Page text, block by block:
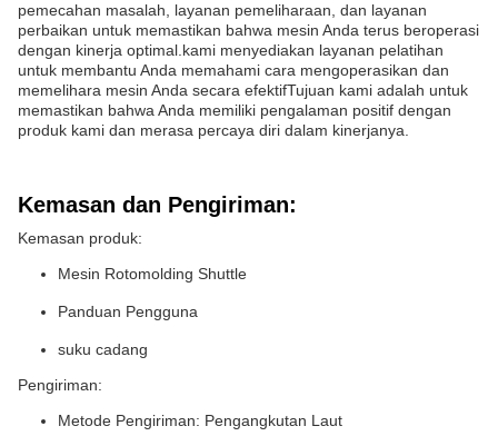
pemecahan masalah, layanan pemeliharaan, dan layanan
perbaikan untuk memastikan bahwa mesin Anda terus beroperasi
dengan kinerja optimal.kami menyediakan layanan pelatihan
untuk membantu Anda memahami cara mengoperasikan dan
memelihara mesin Anda secara efektifTujuan kami adalah untuk
memastikan bahwa Anda memiliki pengalaman positif dengan
produk kami dan merasa percaya diri dalam kinerjanya.
Kemasan dan Pengiriman:
Kemasan produk:
Mesin Rotomolding Shuttle
Panduan Pengguna
suku cadang
Pengiriman:
Metode Pengiriman: Pengangkutan Laut